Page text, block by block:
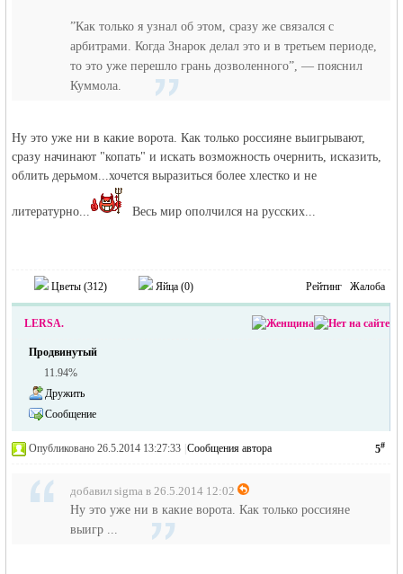
”Как только я узнал об этом, сразу же связался с
арбитрами. Когда Знарок делал это и в третьем периоде,
то это уже перешло грань дозволенного”, — пояснил
Куммола.
Ну это уже ни в какие ворота. Как только россияне выигрывают,
сразу начинают "копать" и искать возможность очернить, исказить,
облить дерьмом...хочется выразиться более хлестко и не
литературно... Весь мир ополчился на русских...
Цветы (312) Яйца (0) Рейтинг Жалоба
LERSA.
Продвинутый
11.94%
Дружить
Сообщение
5#
Опубликовано 26.5.2014 13:27:33 Сообщения автора
добавил sigma в 26.5.2014 12:02
Ну это уже ни в какие ворота. Как только россияне
выигр ...